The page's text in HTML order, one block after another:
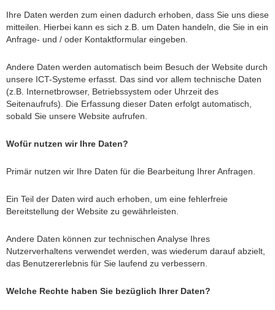
Ihre Daten werden zum einen dadurch erhoben, dass Sie uns diese
mitteilen. Hierbei kann es sich z.B. um Daten handeln, die Sie in ein
Anfrage- und / oder Kontaktformular eingeben.
Andere Daten werden automatisch beim Besuch der Website durch
unsere ICT-Systeme erfasst. Das sind vor allem technische Daten
(z.B. Internetbrowser, Betriebssystem oder Uhrzeit des
Seitenaufrufs). Die Erfassung dieser Daten erfolgt automatisch,
sobald Sie unsere Website aufrufen.
Wofür nutzen wir Ihre Daten?
Primär nutzen wir Ihre Daten für die Bearbeitung Ihrer Anfragen.
Ein Teil der Daten wird auch erhoben, um eine fehlerfreie
Bereitstellung der Website zu gewährleisten.
Andere Daten können zur technischen Analyse Ihres
Nutzerverhaltens verwendet werden, was wiederum darauf abzielt,
das Benutzererlebnis für Sie laufend zu verbessern.
Welche Rechte haben Sie bezüglich Ihrer Daten?